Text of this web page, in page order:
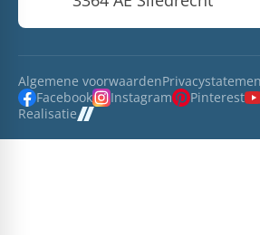
Algemene voorwaarden
Facebook
Instagram Pinterest
Realisatie